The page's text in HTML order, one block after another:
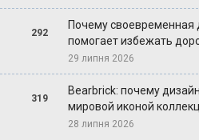
292
Почему своевременная
помогает избежать
29 липня 2026
319
Bearbrick: почему
мировой иконой
28 липня 2026